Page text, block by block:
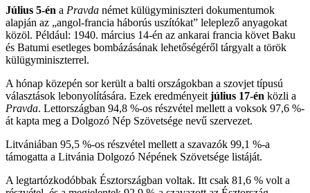
Július 5-én a Pravda német külügyminiszteri dokumentumok
alapján az „angol-francia háborús uszítókat” leleplező anyagokat
közöl. Például: 1940. március 14-én az ankarai francia követ Baku
és Batumi esetleges bombázásának lehetőségéről tárgyalt a török
külügyminiszterrel.
A hónap közepén sor került a balti országokban a szovjet típusú
választások lebonyolítására. Ezek eredményeitjúlius 17-én közli a
Pravda. Lettországban 94,8 %-os részvétel mellett a voksok 97,6 %-
át kapta meg a Dolgozó Nép Szövetsége nevű szervezet.
Litvániában 95,5 %-os részvétel mellett a szavazók 99,1 %-a
támogatta a Litvánia Dolgozó Népének Szövetsége listáját.
A legtartózkodóbbak Észtországban voltak. Itt csak 81,6 % volt a